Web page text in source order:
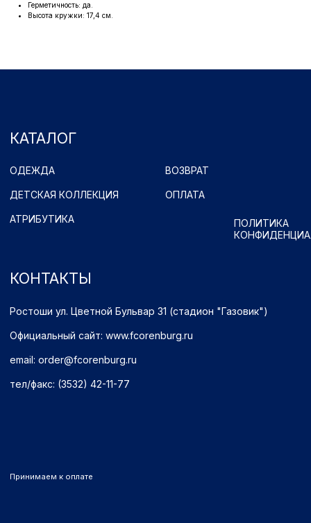
Герметичность: да.
Высота кружки: 17,4 см.
Политика обработки персональных данных.
Ростоши ул. Цветной Бульвар 31 (стадион "Газовик")
тел/факс: (3532) 42-11-77
Принимаем к оплате